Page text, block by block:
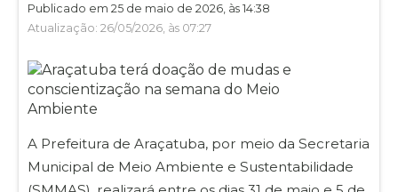
Publicado em 25 de maio de 2026, às 14:38
Atualização: 26/05/2026, às 07:27
A Prefeitura de Araçatuba, por meio da Secretaria
Municipal de Meio Ambiente e Sustentabilidade